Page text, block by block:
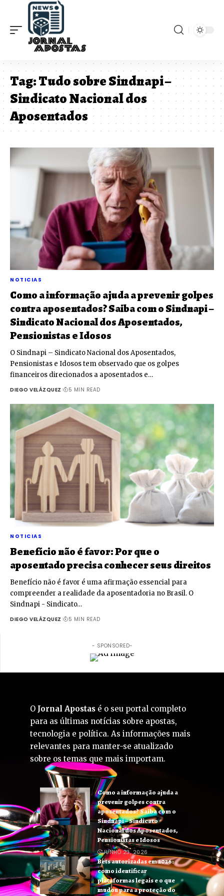
Tag:Tudo sobre Sindnapi –
Sindicato Nacional dos
Aposentados
NOTICIAS
Como a informação ajuda a prevenir golpes
contra aposentados? Saiba com o Sindnapi –
Sindicato Nacional dos Aposentados,
Pensionistas e Idosos
O Sindnapi – Sindicato Nacional dos Aposentados,
Pensionistas e Idosos tem observado que os golpes
financeiros direcionados a aposentados e…
DIEGO VELÁZQUEZ 5 MIN READ
NOTICIAS
Benefício não é favor: Por que o
aposentado precisa conhecer seus direitos
Benefício não é favor é uma afirmação essencial para
compreender a realidade da aposentadoria no Brasil. O
Sindnapi - Sindicato…
DIEGO VELÁZQUEZ 5 MIN READ
- SPONSORED-
O Jornal Apostas é o seu portal completo
para as últimas notícias sobre apostas,
tecnologia e política. As informações mais
relevantes para manter-se atualizado
sobre os temas que mais importam.
Como a informação ajuda a
prevenir golpes contra
aposentados? Saiba com o
Sindnapi – Sindicato
Nacional dos Aposentados,
Pensionistas e Idosos
JUNHO 23, 2026
Bets autorizadas em 2026:
como identificar
plataformas legais e o que
mudou para a proteção do